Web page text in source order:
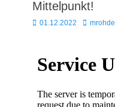
Mittelpunkt!
Posted
01.12.2022 Autor
mrohde